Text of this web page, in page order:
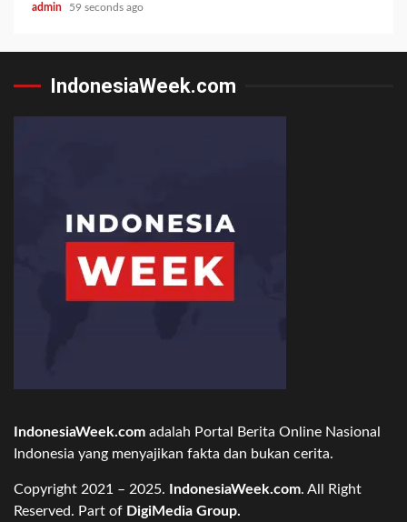
admin 59 seconds ago
IndonesiaWeek.com
IndonesiaWeek.com adalah Portal Berita Online Nasional
Indonesia yang menyajikan fakta dan bukan cerita.
Copyright 2021 – 2025. IndonesiaWeek.com. All Right
Reserved. Part of DigiMedia Group.